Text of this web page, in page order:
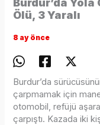
Burdur’da Yola
Ölü, 3 Yaralı
8 ay önce
Burdur’da
çarpmamak için
otomobil, refüjü
çarpıştı. Kazada iki